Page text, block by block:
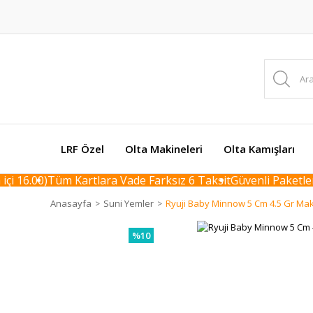
LRF Özel Olta Makineleri Olta Kamışları
Tüm Kartlara Vade Farksız 6 TaksitGüvenli
Anasayfa Suni Yemler Ryuji Baby Minnow 5 Cm 4.5 Gr
%10